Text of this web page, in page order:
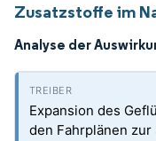
Zusatzstoffe im
Analyse der
Expansion des
den Fahrplänen